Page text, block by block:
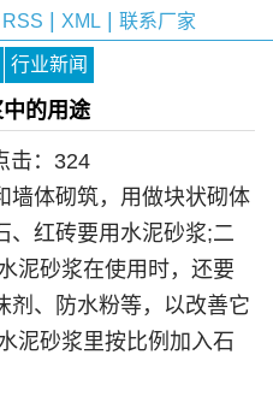
RSS XML| 联系厂家
行业新闻
的用途
： 324
墙体砌筑，用做块状砌体
、红砖要用水泥砂浆;二
砂浆在使用时，还要
剂、防水粉等，以改善它
砂浆里按比例加入石